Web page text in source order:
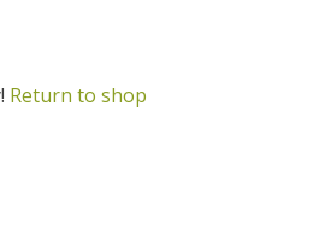
Return to shop